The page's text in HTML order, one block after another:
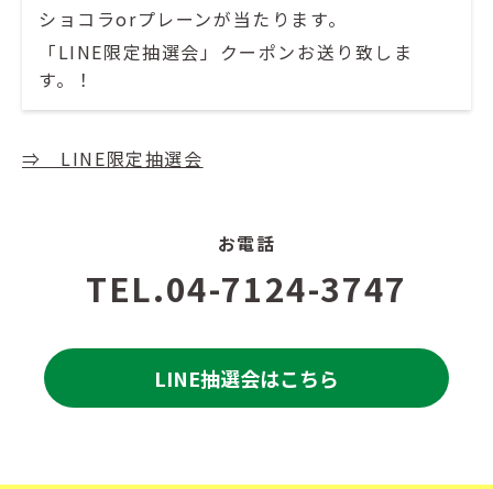
ショコラorプレーンが当たります。
「LINE限定抽選会」クーポンお送り致しま
す。！
⇒ LINE限定抽選会
お電話
TEL.04-7124-3747
LINE抽選会はこちら